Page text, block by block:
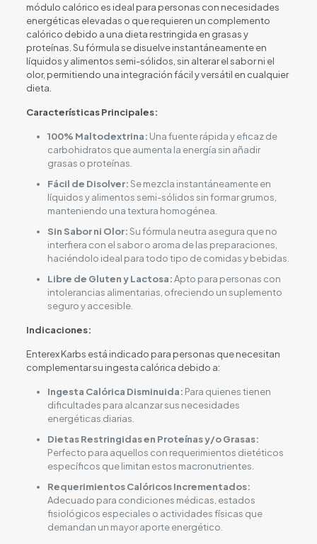
módulo calórico es ideal para personas con necesidades
energéticas elevadas o que requieren un complemento
calórico debido a una dieta restringida en grasas y
proteínas. Su fórmula se disuelve instantáneamente en
líquidos y alimentos semi-sólidos, sin alterar el sabor ni el
olor, permitiendo una integración fácil y versátil en cualquier
dieta.
Características Principales:
100% Maltodextrina: Una fuente rápida y eficaz de
carbohidratos que aumenta la energía sin añadir
grasas o proteínas.
Fácil de Disolver:Se mezcla instantáneamente en
líquidos y alimentos semi-sólidos sin formar grumos,
manteniendo una textura homogénea.
Sin Sabor ni Olor:Su fórmula neutra asegura que no
interfiera con el sabor o aroma de las preparaciones,
haciéndolo ideal para todo tipo de comidas y bebidas.
Libre de Gluten y Lactosa:Apto para personas con
intolerancias alimentarias, ofreciendo un suplemento
seguro y accesible.
Indicaciones:
Enterex Karbs está indicado para personas que necesitan
complementar su ingesta calórica debido a:
Ingesta Calórica Disminuida: Para quienes tienen
dificultades para alcanzar sus necesidades
energéticas diarias.
Dietas Restringidas en Proteínas y/o Grasas:
Perfecto para aquellos con requerimientos dietéticos
específicos que limitan estos macronutrientes.
Requerimientos Calóricos Incrementados:
Adecuado para condiciones médicas, estados
fisiológicos especiales o actividades físicas que
demandan un mayor aporte energético.